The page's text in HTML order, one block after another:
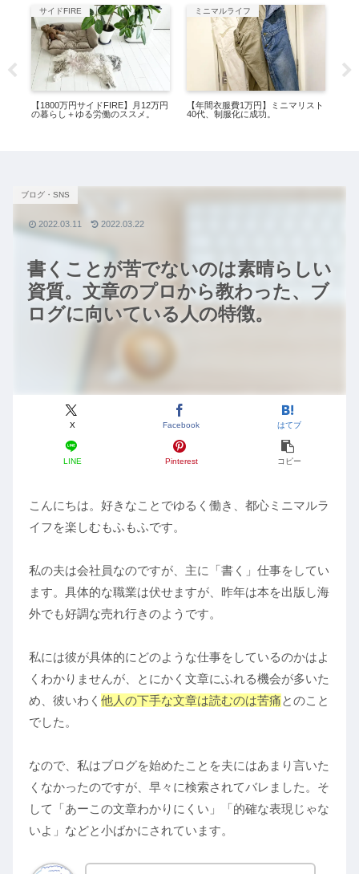
サイドFIRE
【1800万円サイドFIRE】月12万円
の暮らし＋ゆる労働のススメ。
ミニマルライフ
【年間衣服費1万円】ミニマリスト
40代、制服化に成功。
書くことが苦でないのは素晴らしい
資質。文章のプロから教わった、ブ
ログに向いている人の特徴。
ブログ・SNS
X Facebook はてブ
LINE Pinterest コピー
2022.03.11 2022.03.22
こんにちは。好きなことでゆるく働き、都心ミニマルラ
イフを楽しむもふもふです。
私の夫は会社員なのですが、主に「書く」仕事をしてい
ます。具体的な職業は伏せますが、昨年は本を出版し海
外でも好調な売れ行きのようです。
私には彼が具体的にどのような仕事をしているのかはよ
くわかりませんが、とにかく文章にふれる機会が多いた
め、彼いわく 他人の下手な文章は読むのは苦痛とのこと
でした。
なので、私はブログを始めたことを夫にはあまり言いた
くなかったのですが、早々に検索されてバレました。そ
して「あーこの文章わかりにくい」「的確な表現じゃな
いよ」などと小ばかにされています。